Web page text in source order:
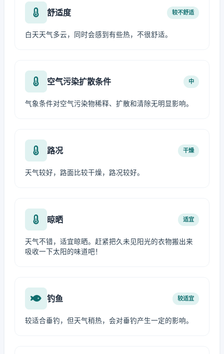
舒适度 较不舒适
白天天气多云，同时会感到有些热，不很舒适。
空气污染扩散条件 中
气象条件对空气污染物稀释、扩散和清除无明显影响。
路况 干燥
天气较好，路面比较干燥，路况较好。
晾晒 适宜
天气不错，适宜晾晒。赶紧把久未见阳光的衣物搬出来
吸收一下太阳的味道吧！
钓鱼 较适宜
较适合垂钓，但天气稍热，会对垂钓产生一定的影响。